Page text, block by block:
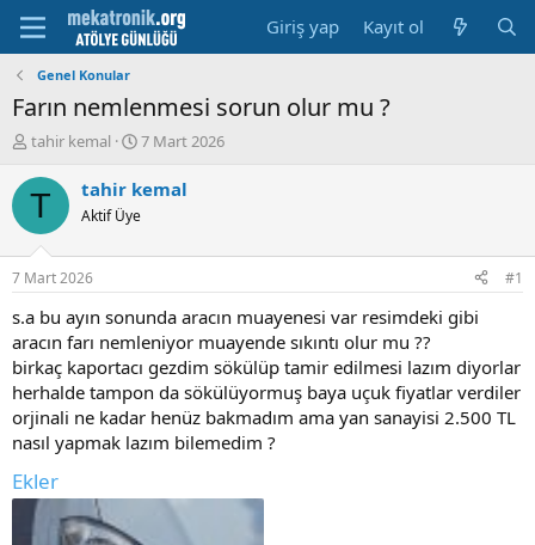
Giriş yap Kayıt ol
Genel Konular
Farın nemlenmesi sorun olur mu ?
K
n
u
u
b
a
ş
a
t
a
n
tahir kemal
B
ş
t
a
i
h
i
7 Mart 2026
T tahir kemal
Aktif Üye
7 Mart 2026 #1
s.a bu ayın sonunda aracın muayenesi var resimdeki gibi
aracın farı nemleniyor muayende sıkıntı olur mu ??
birkaç kaportacı gezdim sökülüp tamir edilmesi lazım diyorlar
herhalde tampon da sökülüyormuş baya uçuk fiyatlar verdiler
orjinali ne kadar henüz bakmadım ama yan sanayisi 2.500 TL
nasıl yapmak lazım bilemedim ?
Ekler